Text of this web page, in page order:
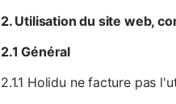
2. Utilisation du site web,
2.1 Général
2.1.1 Holidu ne facture pas